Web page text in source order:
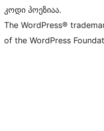
კოდი პოეზიაა.
The WordPress®
of the WordPress